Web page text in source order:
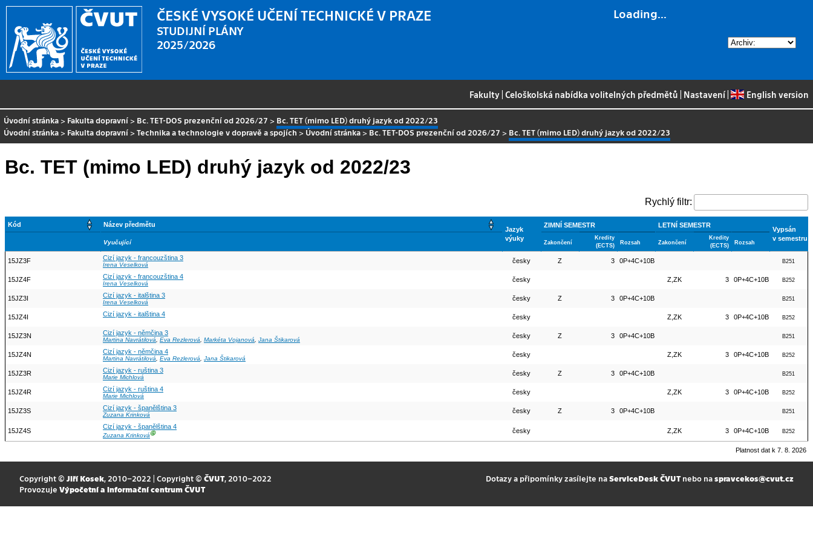
Loading...
ČESKÉ VYSOKÉ UČENÍ TECHNICKÉ V PRAZE
STUDIJNÍ PLÁNY
2025/2026
Fakulty |Celoškolská nabídka volitelných předmětů Nastavení| English version
Úvodní stránka > Fakulta dopravní > Bc. TET-DOS prezenční od 2026/27 > Bc. TET (mimo LED) druhý jazyk od 2022/23
Úvodní stránka > Fakulta dopravní >Technika a technologie v dopravě a spojích>Úvodní stránka>Bc. TET-DOS prezenční od 2026/27 > Bc. TET (mimo LED) druhý jazyk od 2022/23
Bc. TET (mimo LED) druhý jazyk od 2022/23
Rychlý filtr:
Kód Název předmětu
Jazyk
výuky
ZIMNÍ SEMESTR LETNÍ SEMESTR
Vypsán
v semestru
Vyučující Zakončení
Kredity
(ECTS)
Rozsah Zakončení
Kredity
(ECTS)
Rozsah
15JZ3F Cizí jazyk - francouzština 3
Irena Veselková
česky Z 3 0P+4C+10B B251
15JZ4F Cizí jazyk - francouzština 4
Irena Veselková
česky Z,ZK 3 0P+4C+10B B252
15JZ3I Cizí jazyk - italština 3
Irena Veselková
česky Z 3 0P+4C+10B B251
15JZ4I Cizí jazyk - italština 4 česky Z,ZK 3 0P+4C+10B B252
15JZ3N Cizí jazyk - němčina 3
Martina Navrátilová, Eva Rezlerová, Markéta Vojanová, Jana Štikarová
česky Z 3 0P+4C+10B B251
15JZ4N Cizí jazyk - němčina 4
Martina Navrátilová, Eva Rezlerová, Jana Štikarová
česky Z,ZK 3 0P+4C+10B B252
15JZ3R Cizí jazyk - ruština 3
Marie Michlová
česky Z 3 0P+4C+10B B251
15JZ4R Cizí jazyk - ruština 4
Marie Michlová
česky Z,ZK 3 0P+4C+10B B252
15JZ3S Cizí jazyk - španělština 3
Zuzana Krinková
česky Z 3 0P+4C+10B B251
15JZ4S
Cizí jazyk - španělština 4
Zuzana KrinkováⒼ česky Z,ZK 3 0P+4C+10B B252
Platnost dat k 7. 8. 2026
Copyright © Jiří Kosek, 2010–2022 | Copyright © ČVUT, 2010–2022
Provozuje Výpočetní a informační centrum ČVUT
Dotazy a připomínky zasílejte naServiceDesk ČVUTnebo naspravcekos@cvut.cz